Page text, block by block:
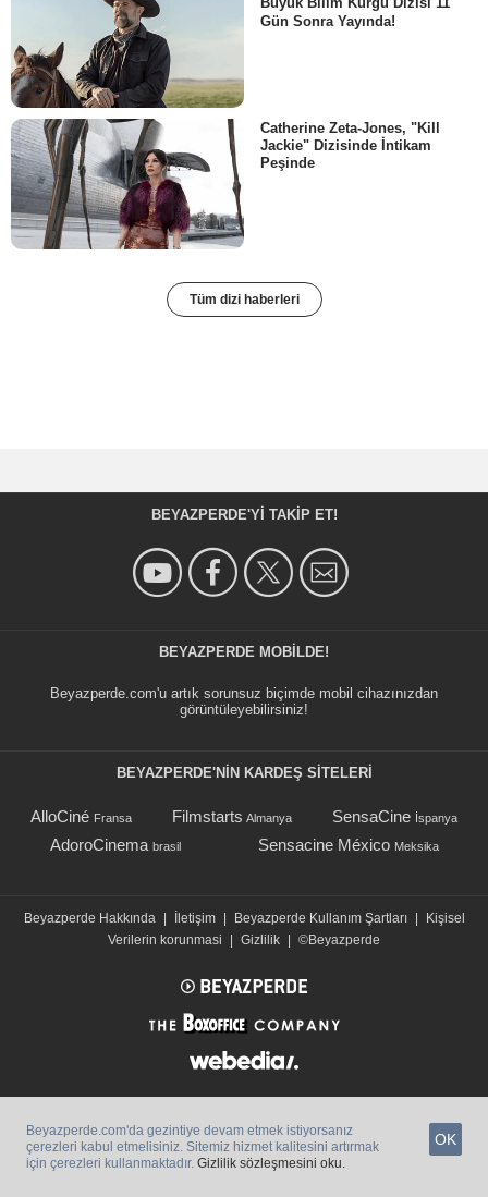
Büyük Bilim Kurgu Dizisi 11
Gün Sonra Yayında!
Catherine Zeta-Jones, "Kill
Jackie" Dizisinde İntikam
Peşinde
Tüm dizi haberleri
BEYAZPERDE'YI TAKIP ET!
BEYAZPERDE MOBILDE!
Beyazperde.com'u artık sorunsuz biçimde mobil cihazınızdan
görüntüleyebilirsiniz!
BEYAZPERDE'NIN KARDEŞ SİTELERİ
AlloCiné Fransa Filmstarts Almanya SensaCine İspanya
AdoroCinema brasil Sensacine México Meksika
Beyazperde Hakkında İletişim Beyazperde Kullanım Şartları
Kişisel
Verilerin korunmasi
Gizlilik ©Beyazperde
Beyazperde.com'da gezintiye devam etmek istiyorsanız
çerezleri kabul etmelisiniz. Sitemiz hizmet kalitesini artırmak
için çerezleri kullanmaktadır. Gizlilik sözleşmesini oku.
OK